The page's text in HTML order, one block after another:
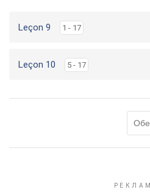
Leçon 9 1 - 17
Leçon 10 5 - 17